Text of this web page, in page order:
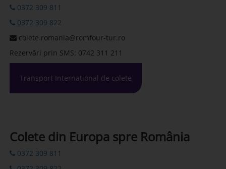
0372 309 811
0372 309 822
colete.romania@romfour-tur.ro
Rezervări prin SMS: 0742 311 211
Transport International de colete
Colete din Europa spre România
0372 309 811